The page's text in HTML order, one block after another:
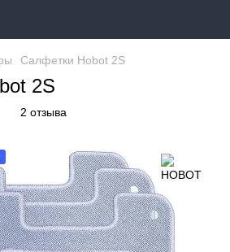
Салфетки Hobot 2S
2S
2 отзыва